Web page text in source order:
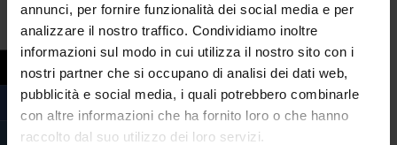
annunci, per fornire funzionalità dei social media e per
analizzare il nostro traffico. Condividiamo inoltre
informazioni sul modo in cui utilizza il nostro sito con i
nostri partner che si occupano di analisi dei dati web,
pubblicità e social media, i quali potrebbero combinarle
con altre informazioni che ha fornito loro o che hanno
raccolto dal suo utilizzo dei loro servizi.
dispositivi digitali. Il fatto che i giovani
scrivano sempre meno, ma digitino, e che
leggano ormai solo su schermi, li sta
portando a una progressiva perdita delle
loro facoltà cognitive. Ben consapevoli delle
grandi opportunità derivanti dal digitale,